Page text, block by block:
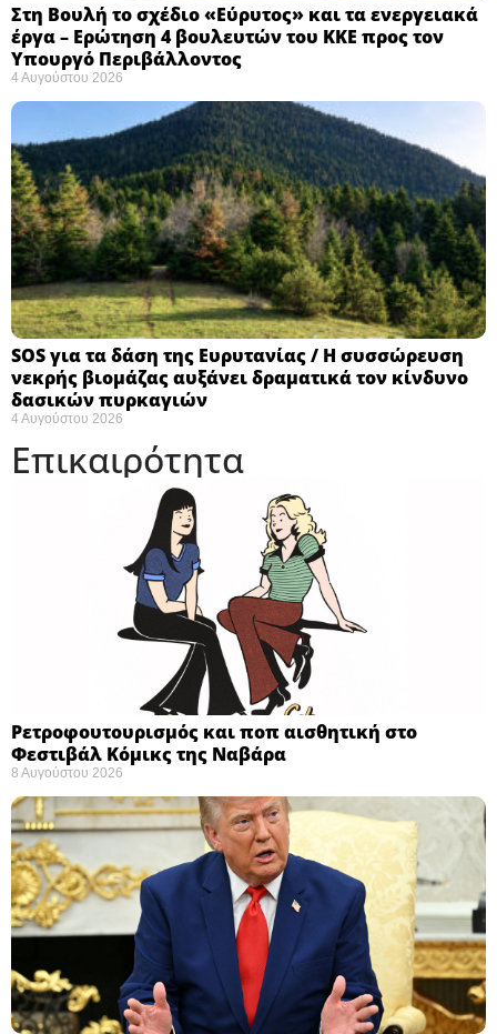
Στη Βουλή το σχέδιο «Εύρυτος» και τα ενεργειακά
έργα – Ερώτηση 4 βουλευτών του ΚΚΕ προς τον
Υπουργό Περιβάλλοντος
4 Αυγούστου 2026
SOS για τα δάση της Ευρυτανίας / Η συσσώρευση
νεκρής βιομάζας αυξάνει δραματικά τον κίνδυνο
δασικών πυρκαγιών
4 Αυγούστου 2026
Επικαιρότητα
Ρετροφουτουρισμός και ποπ αισθητική στο
Φεστιβάλ Κόμικς της Ναβάρα ​
8 Αυγούστου 2026